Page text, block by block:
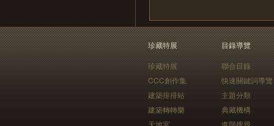
珍藏特展
珍藏特展
CCC創作集
建築排排站
建築轉轉樂
天地宮
目錄導覽
聯合目錄
快速關鍵詞導覽
主題分類
典藏機構
進階搜尋